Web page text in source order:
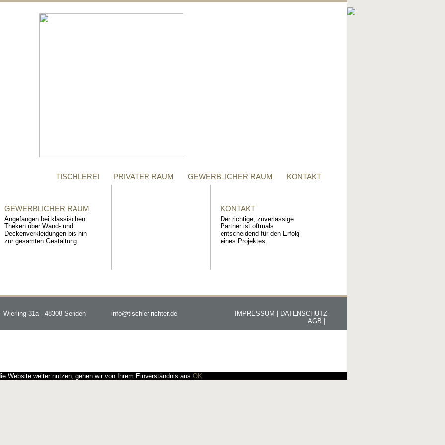
TISCHLEREI PRIVATER RAUM GEWERBLICHER RAUM KONTAKT
GEWERBLICHER RAUM
Angefangen bei klassischen
Theken über Wand- und
Deckenverkleidungen bis hin
zur gesamten Gestaltung.
KONTAKT
Der richtige, zuverlässige
Partner ist oftmals
entscheidend für den Erfolg
eines Projektes.
Wierling 31a - 48308 Senden info@tischler-richter.de DATENSCHUTZ
IMPRESSUM |
AGB |
Website weiter nutzen, gehen wir von Ihrem Einverständnis aus.OK